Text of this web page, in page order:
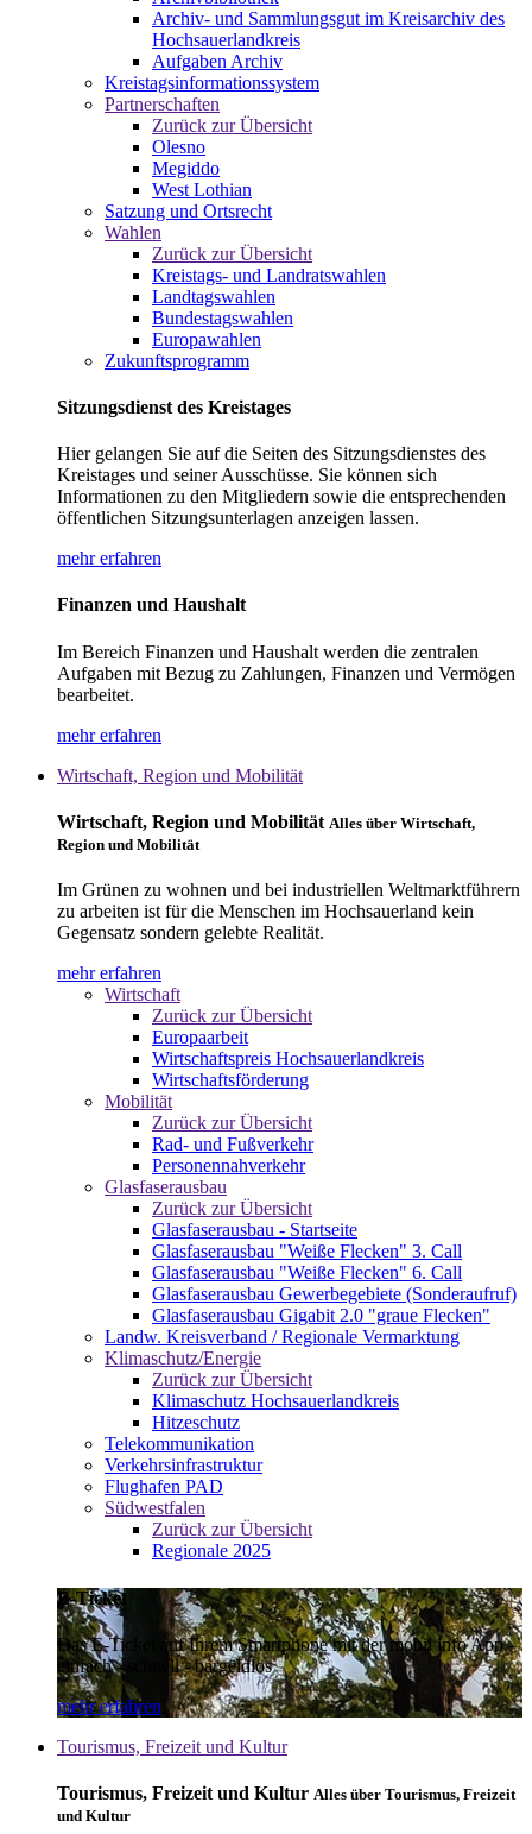
Archiv- und Sammlungsgut im Kreisarchiv des
Hochsauerlandkreis
Aufgaben Archiv
Kreistagsinformationssystem
Partnerschaften
Zurück zur Übersicht
Olesno
Megiddo
West Lothian
Satzung und Ortsrecht
Wahlen
Zurück zur Übersicht
Kreistags- und Landratswahlen
Landtagswahlen
Bundestagswahlen
Europawahlen
Zukunftsprogramm
Sitzungsdienst des Kreistages
Hier gelangen Sie auf die Seiten des Sitzungsdienstes des
Kreistages und seiner Ausschüsse. Sie können sich
Informationen zu den Mitgliedern sowie die entsprechenden
öffentlichen Sitzungsunterlagen anzeigen lassen.
mehr erfahren
Finanzen und Haushalt
Im Bereich Finanzen und Haushalt werden die zentralen
Aufgaben mit Bezug zu Zahlungen, Finanzen und Vermögen
bearbeitet.
mehr erfahren
Wirtschaft, Region und Mobilität
Wirtschaft, Region und Mobilität Alles über Wirtschaft,
Region und Mobilität
Im Grünen zu wohnen und bei industriellen Weltmarktführern
zu arbeiten ist für die Menschen im Hochsauerland kein
Gegensatz sondern gelebte Realität.
mehr erfahren
Wirtschaft
Zurück zur Übersicht
Europaarbeit
Wirtschaftspreis Hochsauerlandkreis
Wirtschaftsförderung
Mobilität
Zurück zur Übersicht
Rad- und Fußverkehr
Personennahverkehr
Glasfaserausbau
Zurück zur Übersicht
Glasfaserausbau - Startseite
Glasfaserausbau "Weiße Flecken" 3. Call
Glasfaserausbau "Weiße Flecken" 6. Call
Glasfaserausbau Gewerbegebiete (Sonderaufruf)
Glasfaserausbau Gigabit 2.0 "graue Flecken"
Landw. Kreisverband / Regionale Vermarktung
Klimaschutz/Energie
Zurück zur Übersicht
Klimaschutz Hochsauerlandkreis
Hitzeschutz
Telekommunikation
Verkehrsinfrastruktur
Flughafen PAD
Südwestfalen
Zurück zur Übersicht
Regionale 2025
E-Ticket
Das E-Ticket auf Ihrem Smartphone mit der mobil info App -
einfach - schnell - bargeldlos
mehr erfahren
Tourismus, Freizeit und Kultur
Tourismus, Freizeit und Kultur Alles über Tourismus, Freizeit
und Kultur